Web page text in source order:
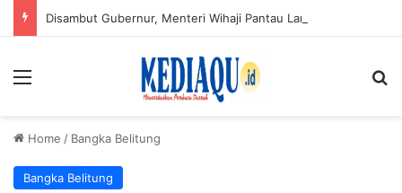
Menu
Home / Bangka Belitung
Bangka Belitung